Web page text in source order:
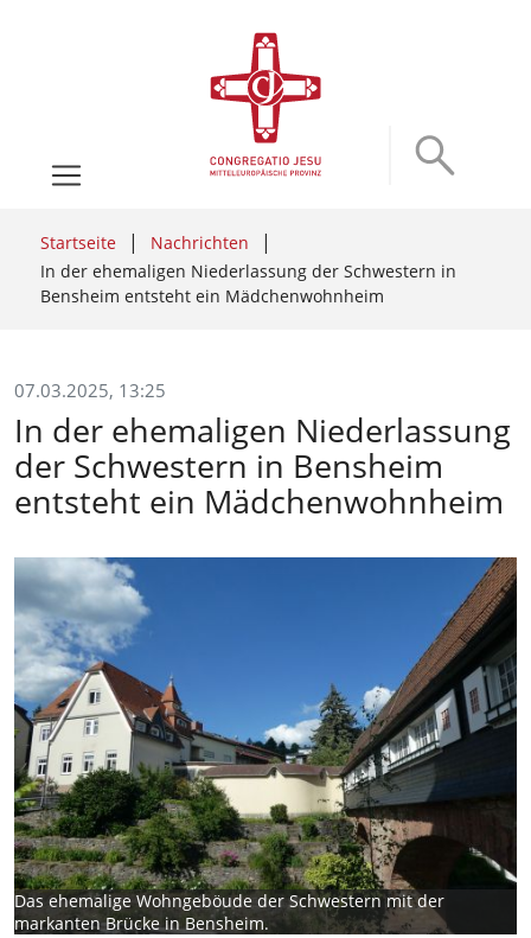
Startseite
Nachrichten
In der ehemaligen Niederlassung der Schwestern in
Bensheim entsteht ein Mädchenwohnheim
07.03.2025, 13:25
In der ehemaligen Niederlassung
der Schwestern in Bensheim
entsteht ein Mädchenwohnheim
Das ehemalige Wohngeböude der Schwestern mit der
markanten Brücke in Bensheim.